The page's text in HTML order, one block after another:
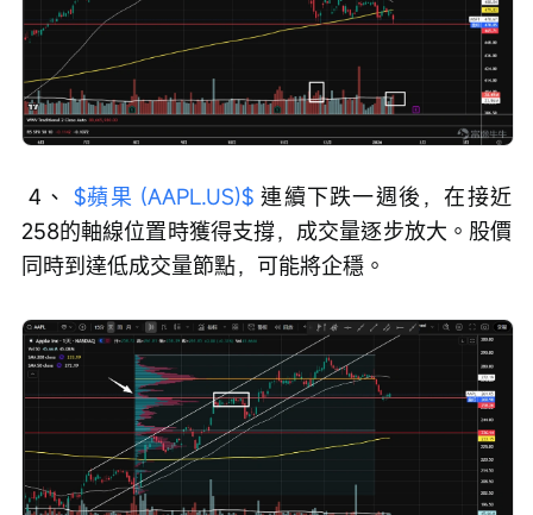
4、 $蘋果 (AAPL.US)$ 連續下跌一週後，在接近
258的軸線位置時獲得支撐，成交量逐步放大。股價
同時到達低成交量節點，可能將企穩。